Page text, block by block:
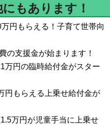
もあります！
円もらえる！子育て世帯向
の支援金が始まります！
万円の臨時給付金がスター
円もらえる上乗せ給付金が
万円が児童手当に上乗せ